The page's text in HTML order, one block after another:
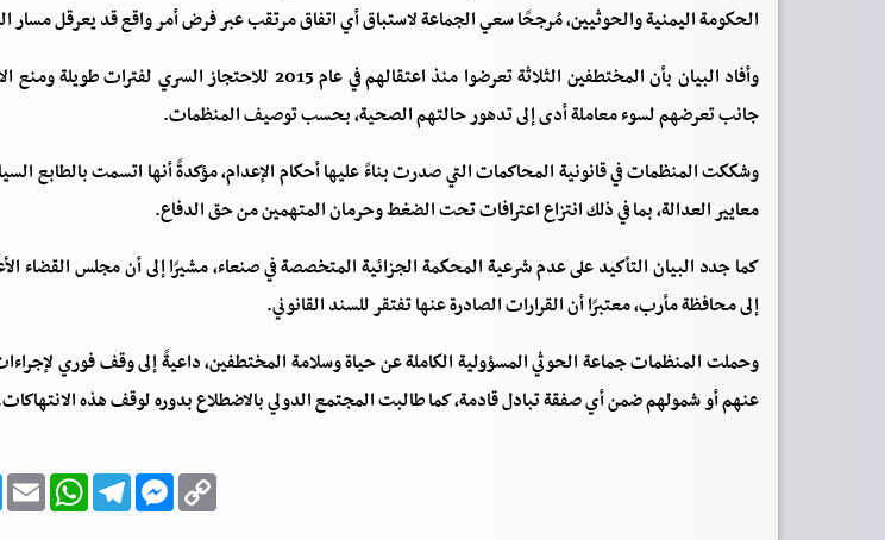
الحكومة اليمنية والحوثيين، مُرجحًا سعي الجماعة لاستباق أي اتفاق مرتقب عبر فرض أمر واقع قد يعرقل مسار
وأفاد البيان بأن المختطفين الثلاثة تعرضوا منذ اعتقالهم في عام 2015 للاحتجاز
جانب تعرضهم لسوء معاملة أدى إلى تدهور حالتهم الصحية، بحسب توصيف المنظمات.
وشككت المنظمات في قانونية المحاكمات التي صدرت بناءً عليها أحكام الإعدام، مؤكدةً أنها اتسمت بالطابع
معايير العدالة، بما في ذلك انتزاع اعترافات تحت الضغط وحرمان المتهمين من حق الدفاع.
كما جدد البيان التأكيد على عدم شرعية المحكمة الجزائية المتخصصة في صنعاء، مشيرًا إلى أن مجلس القضاء
إلى محافظة مأرب، معتبرًا أن القرارات الصادرة عنها تفتقر للسند القانوني.
وحملت المنظمات جماعة الحوثي المسؤولية الكاملة عن حياة وسلامة المختطفين، داعيةً إلى وقف فوري لإجراءات
عنهم أو شمولهم ضمن أي صفقة تبادل قادمة، كما طالبت المجتمع الدولي بالاضطلاع بدوره لوقف هذه
E
m
a
W
h
a
T
e
l
M
e
s
C
o
p